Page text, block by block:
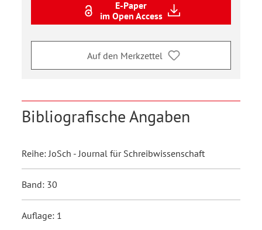
E-Paper
im Open Access
Auf den Merkzettel
Bibliografische Angaben
Reihe: JoSch - Journal für Schreibwissenschaft
Band: 30
Auflage: 1